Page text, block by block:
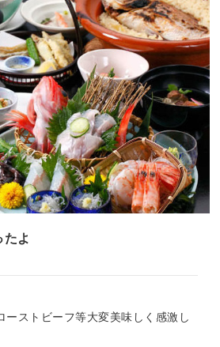
よ
ーストビーフ等大変美味しく感激し